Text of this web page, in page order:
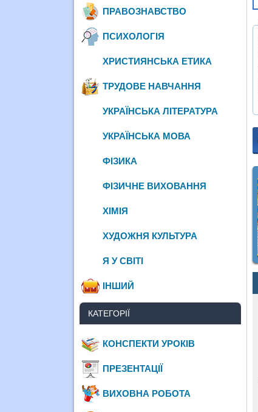
ПРАВОЗНАВСТВО
ПСИХОЛОГІЯ
ХРИСТИЯНСЬКА ЕТИКА
ТРУДОВЕ НАВЧАННЯ
УКРАЇНСЬКА ЛІТЕРАТУРА
УКРАЇНСЬКА МОВА
ФІЗИКА
ФІЗИЧНЕ ВИХОВАННЯ
ХІМІЯ
ХУДОЖНЯ КУЛЬТУРА
Я У СВІТІ
ІНШИЙ
КАТЕГОРІЇ
КОНСПЕКТИ УРОКІВ
ПРЕЗЕНТАЦІЇ
ВИХОВНА РОБОТА